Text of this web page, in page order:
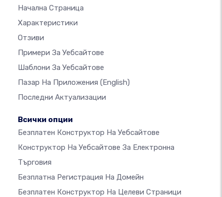
Начална Страница
Характеристики
Отзиви
Примери За Уебсайтове
Шаблони За Уебсайтове
Пазар На Приложения (English)
Последни Актуализации
Всички опции
Безплатен Конструктор На Уебсайтове
Конструктор На Уебсайтове За Електронна
Търговия
Безплатна Регистрация На Домейн
Безплатен Конструктор На Целеви Страници